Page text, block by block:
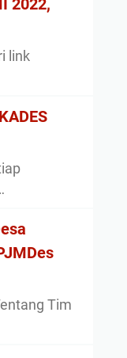
2022,
link
Tim